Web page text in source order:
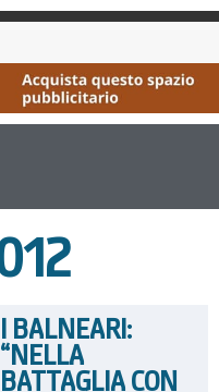
I BALNEARI:
“NELLA
BATTAGLIA CON